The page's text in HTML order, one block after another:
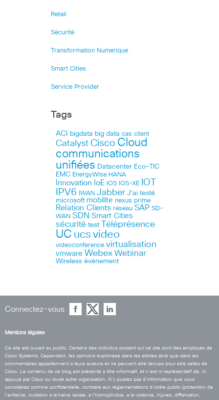
Retail
Sécurité
Transformation Numérique
Smart Cities
Service Provider
Tags
ACI bigdata big data cas client
Catalyst Cisco Cloud
communications
unifiées Datacenter Eco-TIC
EMC EnergyWise HANA
Innovation IoE IOS IOS-XE IOT
IPV6 IWAN Jabber J’ai testé
microsoft mobilite nexus prime
Relation Clients réseau SAP SD-
WAN SDN Smart Cities
sécurité test Téléprésence
UC ucs video
videoconference virtualisation
vmware Webex Webinar
Wireless événement
Connectez-vous
Mentions légales
Ce site est ouvert au public. Certains des individus postant sur ce site sont des employés de
Cisco Systems. Cependant, les opinions exprimées dans les articles ainsi que dans les
commentaires appartiennent a leurs auteurs et ne peuvent etre tenues pour etre celles de
Cisco. Le contenu de ce blog est présenté a titre informatif, et n’est ni représentatif de, ni
appuyé par Cisco ou toute autre organisation. N’y postez pas d’information que vous
considérez comme confidentielle, contraire aux réglementations d’ordre public (protection de
l’enfance, incitation a la haine raciale, a l’homophobie, a la violence, injures, diffamation,